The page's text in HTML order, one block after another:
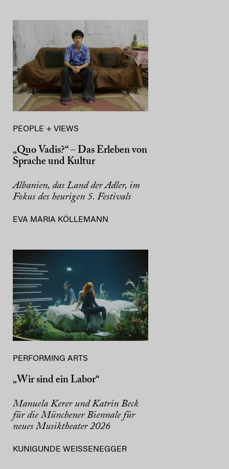
PEOPLE + VIEWS
„Quo Vadis?“ – Das Erleben von
Sprache und Kultur
Albanien, das Land der Adler, im
Fokus des heurigen 5. Festivals
EVA MARIA KÖLLEMANN
PERFORMING ARTS
„Wir sind ein Labor“
Manuela Kerer und Katrin Beck
für die Münchener Biennale für
neues Musiktheater 2026
KUNIGUNDE WEISSENEGGER